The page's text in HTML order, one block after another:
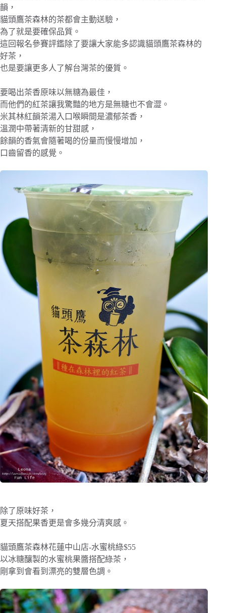
韻，
貓頭鷹茶森林的茶都會主動送驗，
為了就是要確保品質。
這回報名參賽評鑑除了要讓大家能多認識貓頭鷹茶森林的
好茶，
也是要讓更多人了解台灣茶的優質。
要喝出茶香原味以無糖為最佳，
而他們的紅茶讓我驚豔的地方是無糖也不會澀。
米其林紅韻茶湯入口喉瞬間是濃郁茶香，
溫潤中帶著清新的甘甜感，
餘韻的香氣會隨著喝的份量而慢慢增加，
口齒留香的感覺。
除了原味好茶，
夏天搭配果香更是會多幾分清爽感。
貓頭鷹茶森林花蓮中山店-水蜜桃綠$55
以冰糖釀製的水蜜桃果醬搭配綠茶，
剛拿到會看到漂亮的雙層色調。